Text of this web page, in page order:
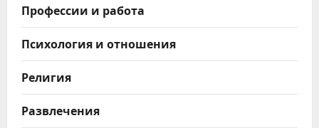
Профессии и работа
Психология и отношения
Религия
Развлечения